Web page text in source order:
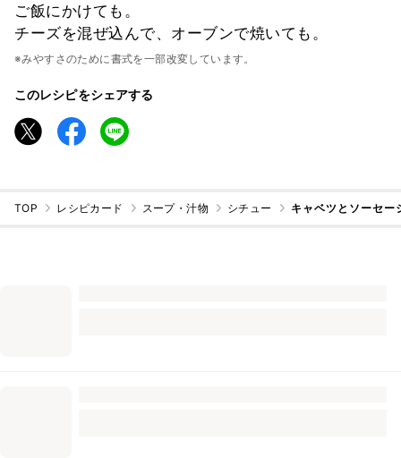
ご飯にかけても。
チーズを混ぜ込んで、オーブンで焼いても。
※みやすさのために書式を一部改変しています。
このレシピをシェアする
TOP レシピカード スープ・汁物 シチュー キャベツとソーセー